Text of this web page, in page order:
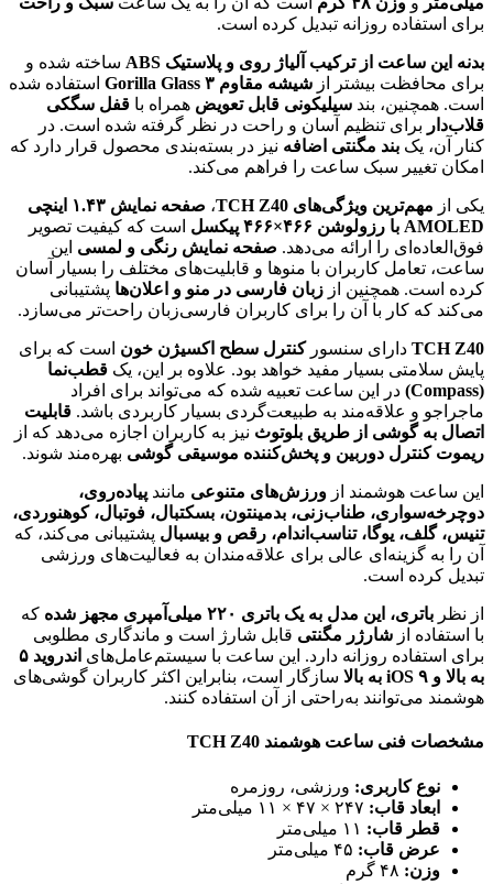
برای استفاده روزانه تبدیل کرده است.
بدنه این ساعت از ترکیب آلیاژ روی و پلاستیک ABS
ساخته شده و
برای محافظت بیشتر از شیشه مقاوم Gorilla Glass ۳
استفاده شده
است. همچنین، بند سیلیکونی قابل تعویض همراه با قفل سگکی
قلاب‌دار برای تنظیم آسان و راحت در نظر گرفته شده است. در
کنار آن، یک بند مگنتی اضافه نیز در بسته‌بندی محصول قرار دارد که
امکان تغییر سبک ساعت را فراهم می‌کند.
یکی از مهم‌ترین ویژگی‌های TCH Z40 ،
صفحه نمایش ۱.۴۳ اینچی
AMOLED با رزولوشن ۴۶۶×۴۶۶ پیکسل
است که کیفیت تصویر
فوق‌العاده‌ای را ارائه می‌دهد. صفحه نمایش رنگی و لمسی این
ساعت، تعامل کاربران با منوها و قابلیت‌های مختلف را بسیار آسان
کرده است. همچنین از زبان فارسی در منو و اعلان‌ها پشتیبانی
می‌کند که کار با آن را برای کاربران فارسی‌زبان راحت‌تر می‌سازد.
TCH Z40 دارای سنسورکنترل سطح اکسیژن خون است که برای
پایش سلامتی بسیار مفید خواهد بود. علاوه بر این، یک قطب‌نما
(Compass)
در این ساعت تعبیه شده که می‌تواند برای افراد
ماجراجو و علاقه‌مند به طبیعت‌گردی بسیار کاربردی باشد. قابلیت
اتصال به گوشی از طریق بلوتوث نیز به کاربران اجازه می‌دهد که از
ریموت کنترل دوربین و پخش‌کننده موسیقی گوشی بهره‌مند شوند.
این ساعت هوشمند از ورزش‌های متنوعی مانند پیاده‌روی،
دوچرخه‌سواری، طناب‌زنی، بدمینتون، بسکتبال، فوتبال، کوهنوردی،
تنیس، گلف، یوگا، تناسب‌اندام، رقص و بیسبال پشتیبانی می‌کند، که
آن را به گزینه‌ای عالی برای علاقه‌مندان به فعالیت‌های ورزشی
تبدیل کرده است.
از نظر باتری، این مدل به یک باتری ۲۲۰ میلی‌آمپری مجهز شده
که
با استفاده از شارژر مگنتی قابل شارژ است و ماندگاری مطلوبی
برای استفاده روزانه دارد. این ساعت با سیستم‌عامل‌های
اندروید ۵
به بالا و iOS ۹ به بالا
سازگار است، بنابراین اکثر کاربران گوشی‌های
هوشمند می‌توانند به‌راحتی از آن استفاده کنند.
مشخصات فنی ساعت هوشمند TCH Z40
نوع کاربری: ورزشی، روزمره
ابعاد قاب:
قطر قاب:
عرض قاب:
وزن: